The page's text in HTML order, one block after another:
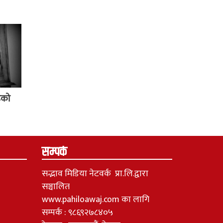
सम्पर्क
सद्भाव मिडिया नेटवर्क प्रा.लि.द्वारा
सञ्चालित
www.pahiloawaj.com का लागि
सम्पर्क : ९८६९२७८४०५